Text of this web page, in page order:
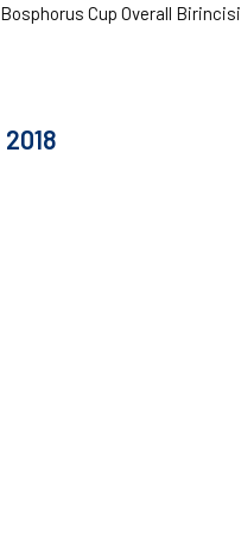
Bosphorus Cup Overall Birincisi
2018